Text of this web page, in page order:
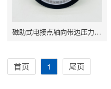
磁助式电接点轴向带边压力表 YXC-150ZT
首页 1 尾页